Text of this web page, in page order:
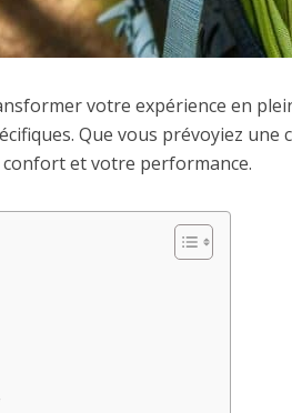
votre expérience en
Que vous prévoyiez
et votre performance.